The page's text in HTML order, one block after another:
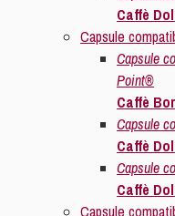
Caffè
Capsule
Capsule
Point®
Caffè
Capsule
Caffè
Capsule
Caffè
Capsule